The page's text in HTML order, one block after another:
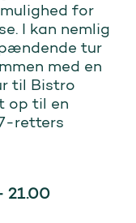
for
I kan nemlig
tur
med en
til Bistro
op til en
retters
21.00